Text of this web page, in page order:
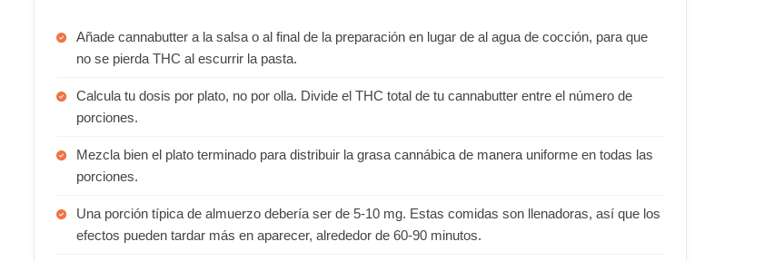
Añade cannabutter a la salsa o al final de la preparación en lugar de al agua de cocción, para que
no se pierda THC al escurrir la pasta.
Calcula tu dosis por plato, no por olla. Divide el THC total de tu cannabutter entre el número de
porciones.
Mezcla bien el plato terminado para distribuir la grasa cannábica de manera uniforme en todas las
porciones.
Una porción típica de almuerzo debería ser de 5-10 mg. Estas comidas son llenadoras, así que los
efectos pueden tardar más en aparecer, alrededor de 60-90 minutos.